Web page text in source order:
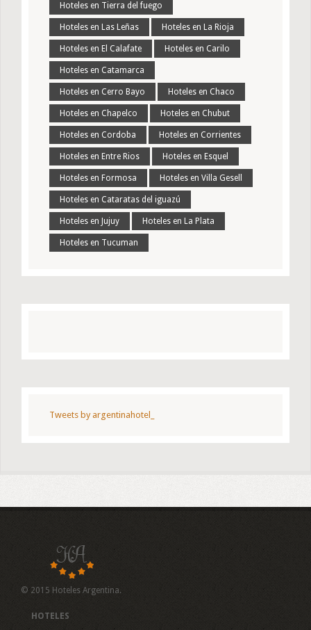
Hoteles en Tierra del fuego
Hoteles en Las Leñas Hoteles en La Rioja
Hoteles en El Calafate Hoteles en Carilo
Hoteles en Catamarca
Hoteles en Cerro Bayo Hoteles en Chaco
Hoteles en Chapelco Hoteles en Chubut
Hoteles en Cordoba Hoteles en Corrientes
Hoteles en Entre Rios Hoteles en Esquel
Hoteles en Formosa Hoteles en Villa Gesell
Hoteles en Cataratas del iguazú
Hoteles en Jujuy Hoteles en La Plata
Hoteles en Tucuman
Tweets by argentinahotel_
© 2015 Hoteles Argentina.
HOTELES